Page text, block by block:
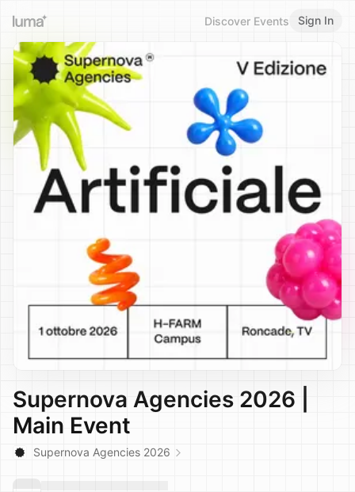
Discover Events Sign In
Supernova Agencies 2026 |
Main Event
Supernova Agencies 2026